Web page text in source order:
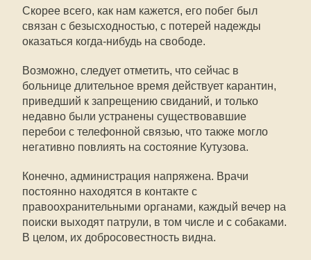
Скорее всего, как нам кажется, его побег был
связан с безысходностью, с потерей надежды
оказаться когда-нибудь на свободе.
Возможно, следует отметить, что сейчас в
больнице длительное время действует карантин,
приведший к запрещению свиданий, и только
недавно были устранены существовавшие
перебои с телефонной связью, что также могло
негативно повлиять на состояние Кутузова.
Конечно, администрация напряжена. Врачи
постоянно находятся в контакте с
правоохранительными органами, каждый вечер на
поиски выходят патрули, в том числе и с собаками.
В целом, их добросовестность видна.